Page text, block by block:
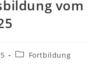
vom
Beitrags-
Fortbildung